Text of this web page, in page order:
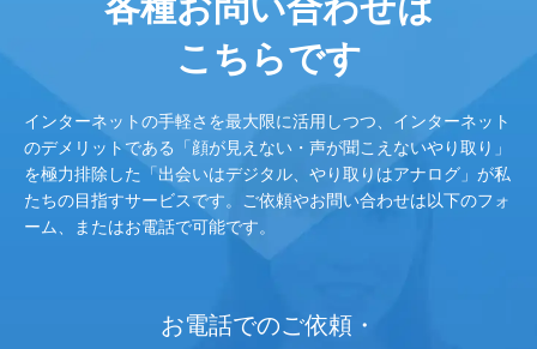
各種お問い合わせは
こちらです
インターネットの手軽さを最大限に活用しつつ、インターネット
のデメリットである「顔が見えない・声が聞こえないやり取り」
を極力排除した「出会いはデジタル、やり取りはアナログ」が私
たちの目指すサービスです。ご依頼やお問い合わせは以下のフォ
ーム、またはお電話で可能です。
お電話でのご依頼・